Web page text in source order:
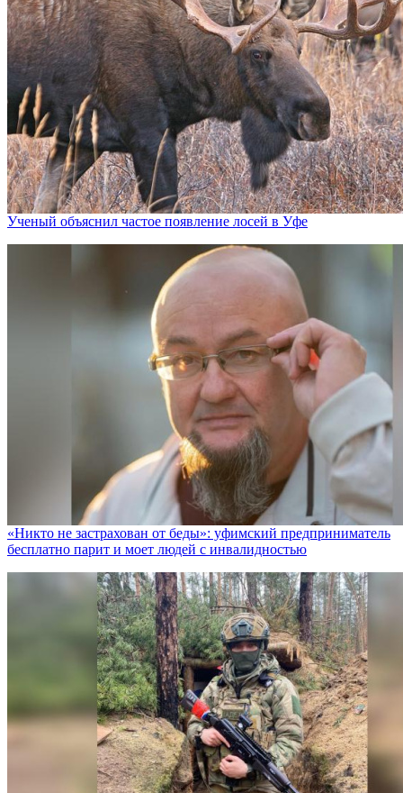
Ученый объяснил частое появление лосей в Уфе
«Никто не заcтрахован от беды»: уфимский предприниматель
бесплатно парит и моет людей с инвалидностью